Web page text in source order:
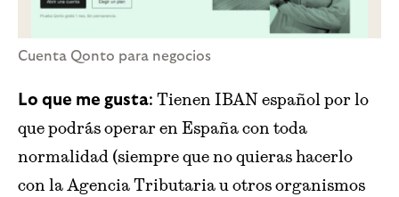
Cuenta Qonto para negocios
Lo que me gusta: Tienen IBAN español por lo
que podrás operar en España con toda
normalidad (siempre que no quieras hacerlo
con la Agencia Tributaria u otros organismos